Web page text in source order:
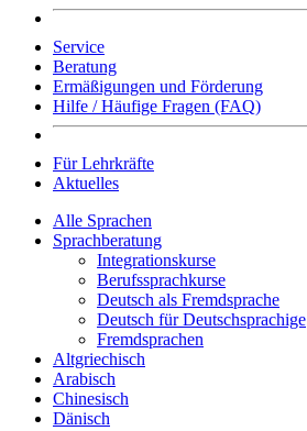
Service
Beratung
Ermäßigungen und Förderung
Hilfe / Häufige Fragen (FAQ)
Für Lehrkräfte
Aktuelles
Alle Sprachen
Sprachberatung
Integrationskurse
Berufssprachkurse
Deutsch als Fremdsprache
Deutsch für Deutschsprachige
Fremdsprachen
Altgriechisch
Arabisch
Chinesisch
Dänisch